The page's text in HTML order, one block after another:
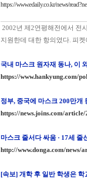
https://www.edaily.co.kr/news/
2002년 제2연평해전에서 전
지원한데 대한 항의였다. 피
국내 마스크 원자재 동나, 이
https://www.hankyung.com/
정부, 중국에 마스크 200만개
https://news.joins.com/article/
마스크 줄서다 싸움 · 17세
http://www.donga.com/news/
[속보] 개학 후 일반 학생은 학